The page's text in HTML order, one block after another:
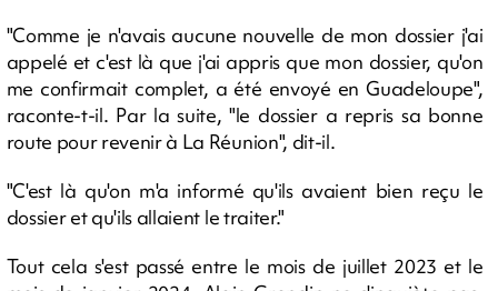
"Comme je n'avais aucune nouvelle de mon dossier j'ai
appelé et c'est là que j'ai appris que mon dossier, qu'on
me confirmait complet, a été envoyé en Guadeloupe",
raconte-t-il. Par la suite, "le dossier a repris sa bonne
route pour revenir à La Réunion", dit-il.
"C'est là qu'on m'a informé qu'ils avaient bien reçu le
dossier et qu'ils allaient le traiter."
Tout cela s'est passé entre le mois de juillet 2023 et le